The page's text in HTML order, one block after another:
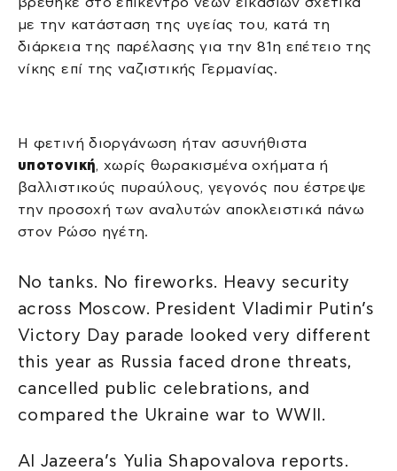
με την κατάσταση της υγείας του, κατά τη
διάρκεια της παρέλασης για την 81η επέτειο της
νίκης επί της ναζιστικής Γερμανίας.
Η φετινή διοργάνωση ήταν ασυνήθιστα
υποτονική, χωρίς θωρακισμένα οχήματα ή
βαλλιστικούς πυραύλους, γεγονός που έστρεψε
την προσοχή των αναλυτών αποκλειστικά πάνω
στον Ρώσο ηγέτη.
No tanks. No fireworks. Heavy security
across Moscow. President Vladimir Putin’s
Victory Day parade looked very different
this year as Russia faced drone threats,
cancelled public celebrations, and
compared the Ukraine war to WWII.
Al Jazeera’s Yulia Shapovalova reports.